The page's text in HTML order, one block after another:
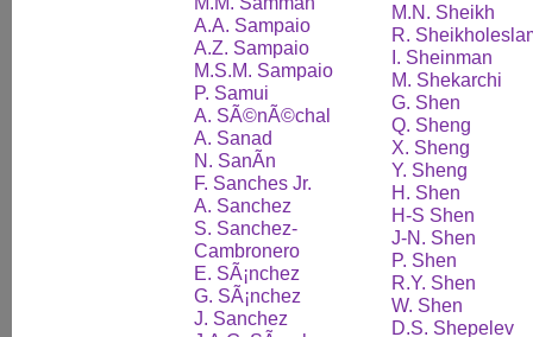
A.A. Sampaio
A.Z. Sampaio
M.S.M. Sampaio
P. Samui
A. SÃ©nÃ©chal
A. Sanad
N. SanÃ­n
F. Sanches Jr.
A. Sanchez
S. Sanchez-
Cambronero
E. SÃ¡nchez
G. SÃ¡nchez
J. Sanchez
M.N. Sheikh
R.
I. Sheinman
M. Shekarchi
G. Shen
Q. Sheng
X. Sheng
Y. Sheng
H. Shen
H-S Shen
J-N. Shen
P. Shen
R.Y. Shen
W. Shen
D.S. Shepelev